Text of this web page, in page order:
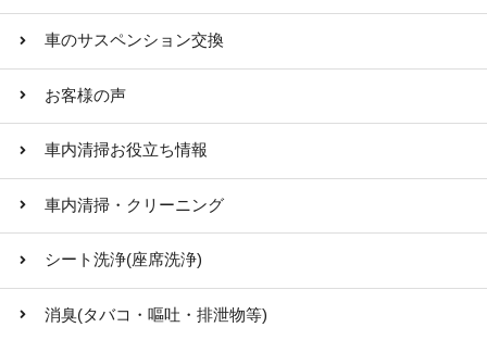
車のサスペンション交換
お客様の声
車内清掃お役立ち情報
車内清掃・クリーニング
シート洗浄(座席洗浄)
消臭(タバコ・嘔吐・排泄物等)